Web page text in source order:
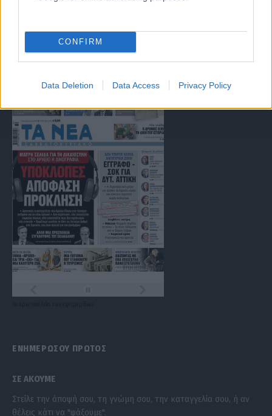
CONFIRM
Data Deletion Data Access Privacy Policy
ΤΑ ΠΡΩΤΟΣΕΛΙΔΑ ΣΗΜΕΡΑ
ΕΝΗΜΕΡΩΣΟΥ ΠΡΩΤΟΣ
ΣΕ ΑΚΟΥΜΕ
Στείλε την άποψή σου, τη γνώμη σου, την καταγγελία σου, ή αν
θέλεις κάτι να "ψάξουμε".